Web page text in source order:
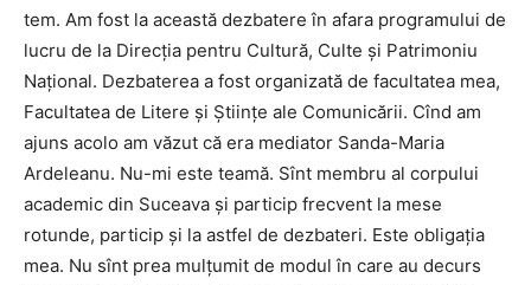
tem. Am fost la această dezbatere în afara programului de
lucru de la Direcţia pentru Cultură, Culte şi Patrimoniu
Naţional. Dezbaterea a fost organizată de facultatea mea,
Facultatea de Litere şi Ştiinţe ale Comunicării. Cînd am
ajuns acolo am văzut că era mediator Sanda-Maria
Ardeleanu. Nu-mi este teamă. Sînt membru al corpului
academic din Suceava şi particip frecvent la mese
rotunde, particip şi la astfel de dezbateri. Este obligaţia
mea. Nu sînt prea mulţumit de modul în care au decurs